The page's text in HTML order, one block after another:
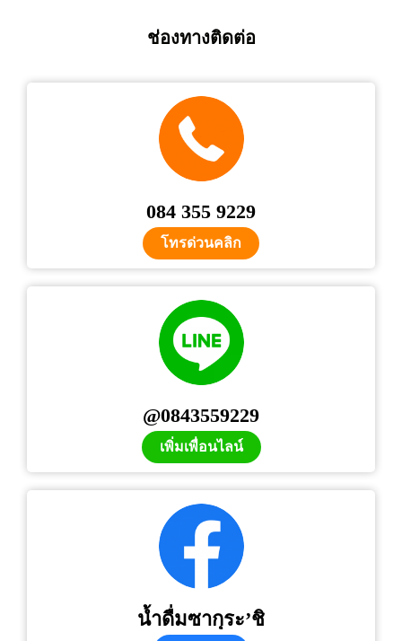
ช่องทางติดต่อ
084 355 9229
โทรด่วนคลิก
@0843559229
เพิ่มเพื่อนไลน์
น้ำดื่มซากุระ’ชิ